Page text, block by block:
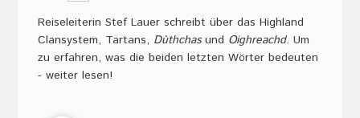
Reiseleiterin Stef Lauer schreibt über das Highland
Clansystem, Tartans, Dùthchasund Oighreachd. Um
zu erfahren, was die beiden letzten Wörter bedeuten
- weiter lesen!